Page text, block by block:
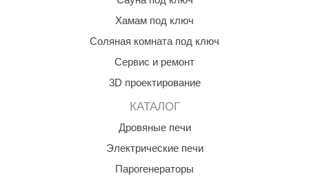
Хамам под ключ
Соляная комната под ключ
Сервис и ремонт
3D проектирование
КАТАЛОГ
Дровяные печи
Электрические печи
Парогенераторы